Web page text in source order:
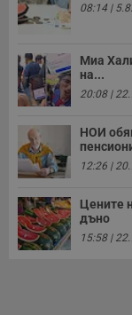
08:14 |
Миа
на...
20:08 |
НОИ
12:26 |
Цените
дъно
15:58 |